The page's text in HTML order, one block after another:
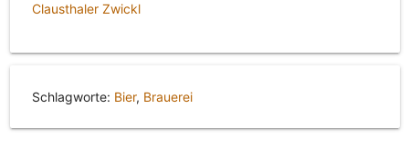
Clausthaler Zwickl
Schlagworte: Bier, Brauerei